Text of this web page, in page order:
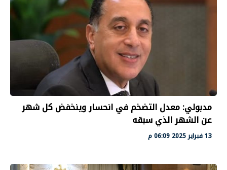
مدبولي: معدل التضخم في انحسار وينخفض كل شهر
عن الشهر الذي سبقه
13 فبراير 2025 06:09 م